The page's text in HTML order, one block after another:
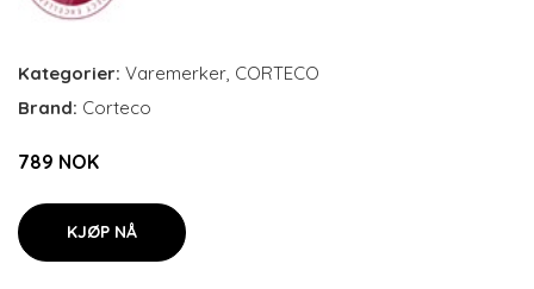
Kategorier: Varemerker CORTECO
Brand: Corteco
789 NOK
KJØP NÅ